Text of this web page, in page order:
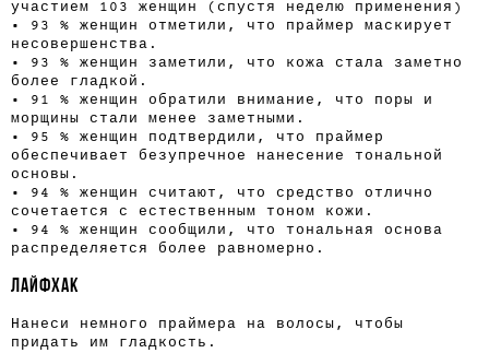
участием 103 женщин (спустя неделю применения)
• 93 % женщин отметили, что праймер маскирует
несовершенства.
• 93 % женщин заметили, что кожа стала заметно
более гладкой.
• 91 % женщин обратили внимание, что поры и
морщины стали менее заметными.
• 95 % женщин подтвердили, что праймер
обеспечивает безупречное нанесение тональной
основы.
• 94 % женщин считают, что средство отлично
сочетается с естественным тоном кожи.
• 94 % женщин сообщили, что тональная основа
распределяется более равномерно.
ЛАЙФХАК
Нанеси немного праймера на волосы, чтобы
придать им гладкость.